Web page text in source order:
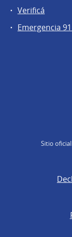
Verificá
Emergencia
Sitio